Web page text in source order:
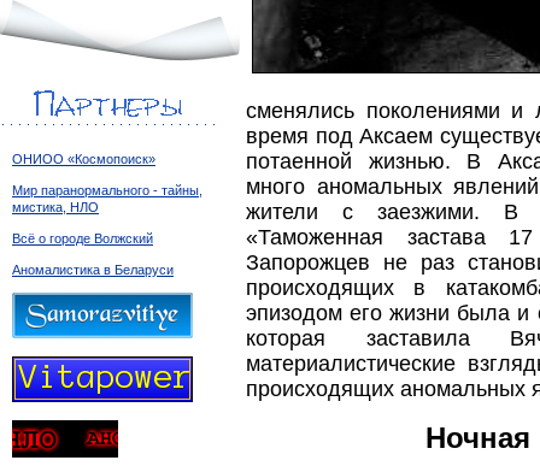
ОНИОО «Космопоиск»
Мир паранормального - тайны,
мистика, НЛО
Всё о городе Волжский
Аномалистика в Беларуси
сменялись поколениями
время под Аксаем
потаенной жизнью. В
много аномальных
жители с заезжими. В
«Таможенная застава
Запорожцев не раз
происходящих в
эпизодом его жизни была и
которая заставила
материалистические
происходящих аномальных
Ночная